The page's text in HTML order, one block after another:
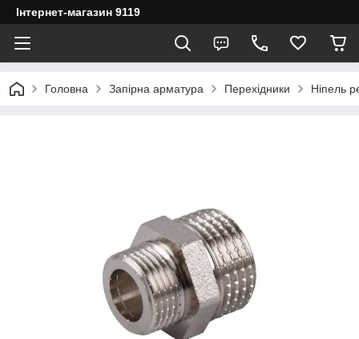
Інтернет-магазин 9119
Головна Запірна арматура Перехідники Ніпель